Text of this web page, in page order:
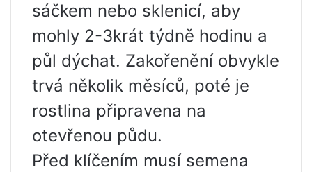
sáčkem nebo sklenicí, aby
mohly 2-3krát týdně hodinu a
půl dýchat. Zakořenění obvykle
trvá několik měsíců, poté je
rostlina připravena na
otevřenou půdu.
Před klíčením musí semena